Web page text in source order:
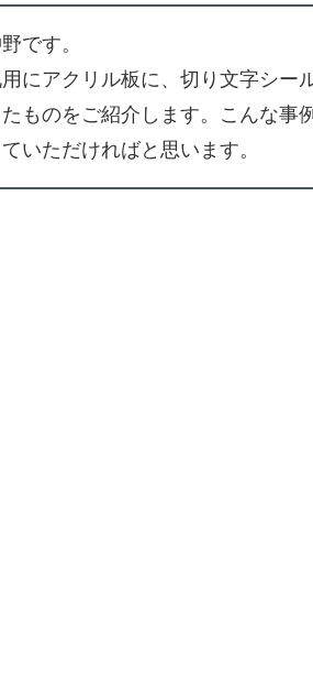
です。
にアクリル板に、切り文字シー
ものをご紹介します。こんな事
いただければと思います。